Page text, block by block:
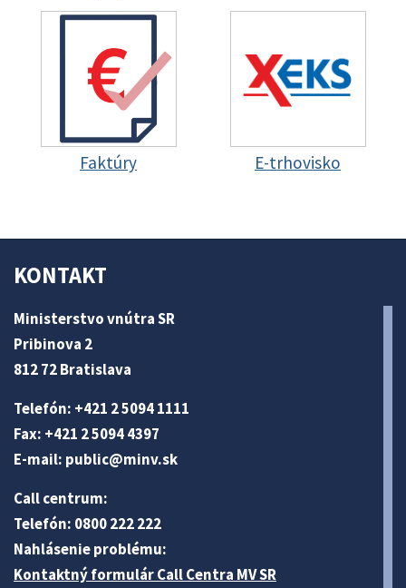
Faktúry E-trhovisko
KONTAKT
Ministerstvo vnútra SR
Pribinova 2
812 72 Bratislava
Telefón: +421 2 5094 1111
Fax: +421 2 5094 4397
E-mail: public@minv.sk
Call centrum:
Telefón: 0800 222 222
Nahlásenie problému:
Kontaktný formulár Call Centra MV SR